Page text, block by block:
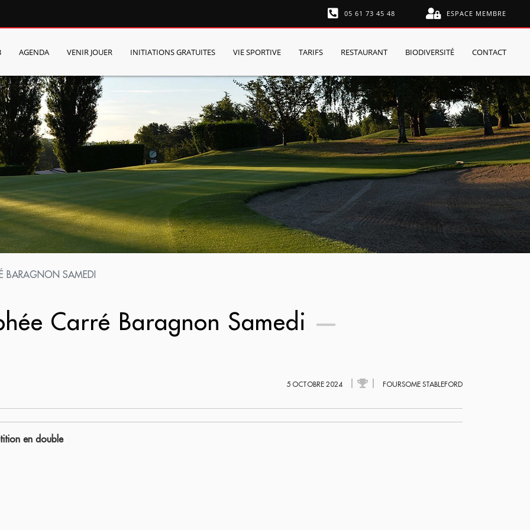
05 61 73 45 48 ESPACE MEMBRE
AGENDA VENIR JOUER INITIATIONS GRATUITES VIE SPORTIVE TARIFS RESTAURANT BIODIVERSITÉ CONTACT
BARAGNON SAMEDI
Carré Baragnon Samedi
5 OCTOBRE 2024 FOURSOME STABLEFORD
en double